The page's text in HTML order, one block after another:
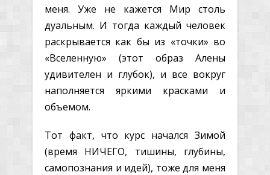
меня. Уже не кажется Мир столь
дуальным. И тогда каждый человек
раскрывается как бы из «точки» во
«Вселенную» (этот образ Алены
удивителен и глубок), и все вокруг
наполняется яркими красками и
объемом.
Тот факт, что курс начался Зимой
(время НИЧЕГО, тишины, глубины,
самопознания и идей), тоже для меня